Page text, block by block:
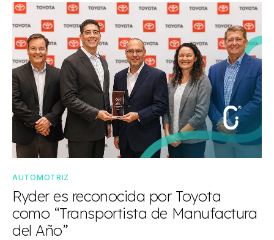
AUTOMOTRIZ
Ryder es reconocida por Toyota
como “Transportista de Manufactura
del Año”